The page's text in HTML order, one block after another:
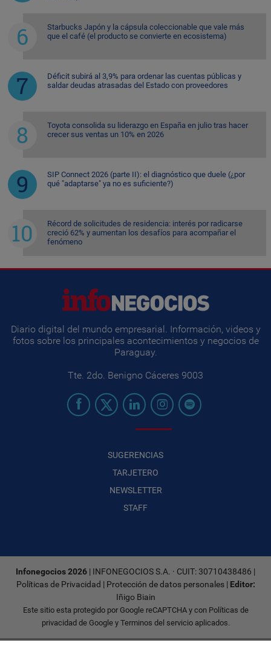
Starbucks Japón y la cápsula coleccionable que vale más
que el café (el producto se convierte en ecosistema)
Déficit subirá al 3,9% para ordenar las cuentas públicas y
saldar deudas atrasadas del Estado con proveedores
Toyota consolida su liderazgo en España en julio tras hacer
crecer sus ventas un 10% en 2026
SIP Connect 2026 (parte II): el diagnóstico que duele (¿por
qué "adaptarse" ya no es suficiente?)
Récord de solicitudes de residencia: interés por radicarse
creció 62% y aumentan los desafíos para acompañar el
fenómeno
Diario digital del mundo empresarial. Información, videos y
fotos sobre los principales acontecimientos y negocios de
Paraguay.
Tte. 2do. Benigno Cáceres 9003
SUGERENCIAS
TARJETERO
NEWSLETTER
STAFF
Infonegocios 2026 | INFONEGOCIOS S.A. · CUIT: 30710438486 |
Políticas de Privacidad | Protección de datos personales| Editor:
Iñigo Biain
Este sitio esta protegido por Google reCAPTCHA y con Políticas de
privacidad de Googley Terminos del servicioaplicados.